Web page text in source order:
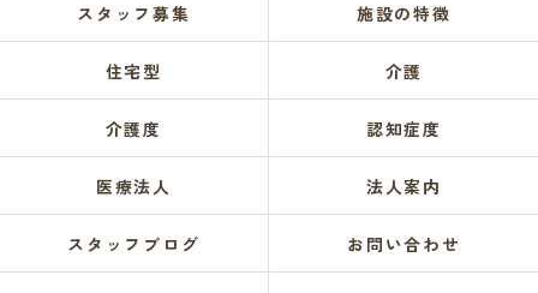
スタッフ募集 施設の特徴
住宅型 介護
介護度 認知症度
医療法人 法人案内
スタッフブログ お問い合わせ